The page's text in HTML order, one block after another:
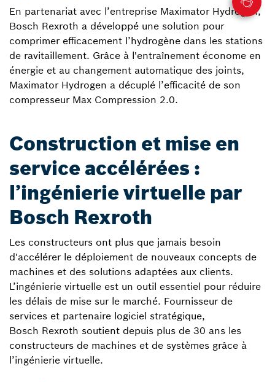
En partenariat avec l’entreprise Maximator Hydrogen,
Bosch Rexroth a développé une solution pour
comprimer efficacement l’hydrogène dans les stations
de ravitaillement. Grâce à l'entraînement économe en
énergie et au changement automatique des joints,
Maximator Hydrogen a décuplé l’efficacité de son
compresseur Max Compression 2.0.
Construction et mise en
service accélérées :
l’ingénierie virtuelle par
Bosch Rexroth
Les constructeurs ont plus que jamais besoin
d'accélérer le déploiement de nouveaux concepts de
machines et des solutions adaptées aux clients.
L’ingénierie virtuelle est un outil essentiel pour réduire
les délais de mise sur le marché. Fournisseur de
services et partenaire logiciel stratégique,
Bosch Rexroth soutient depuis plus de 30 ans les
constructeurs de machines et de systèmes grâce à
l’ingénierie virtuelle.